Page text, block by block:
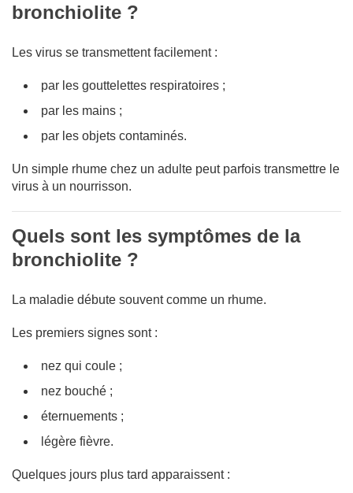
bronchiolite ?
Les virus se transmettent facilement :
par les gouttelettes respiratoires ;
par les mains ;
par les objets contaminés.
Un simple rhume chez un adulte peut parfois transmettre le
virus à un nourrisson.
Quels sont les symptômes de la
bronchiolite ?
La maladie débute souvent comme un rhume.
Les premiers signes sont :
nez qui coule ;
nez bouché ;
éternuements ;
légère fièvre.
Quelques jours plus tard apparaissent :